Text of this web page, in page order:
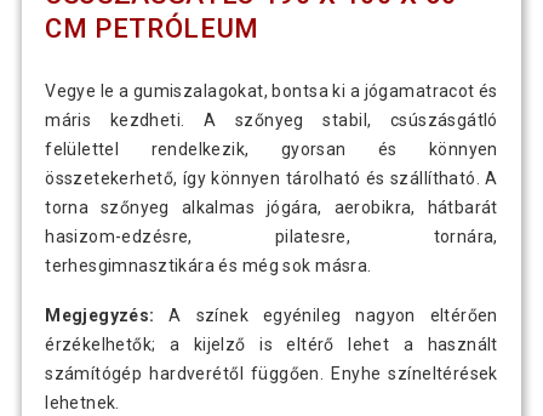
× 100 x 0,6 cm szürke
Jógamatrac MOVIT® 190 x 100 cm
petróleumkék
22 190 Ft
CM PETRÓLEUM
Vegye le a gumiszalagokat, bontsa ki a jógamatracot és
máris kezdheti. A szőnyeg stabil, csúszásgátló
felülettel rendelkezik, gyorsan és könnyen
összetekerhető, így könnyen tárolható és szállítható. A
torna szőnyeg alkalmas jógára, aerobikra, hátbarát
hasizom-edzésre, pilatesre, tornára,
terhesgimnasztikára és még sok másra.
Megjegyzés:
A színek egyénileg nagyon eltérően
érzékelhetők; a kijelző is eltérő lehet a használt
számítógép hardverétől függően. Enyhe színeltérések
lehetnek.